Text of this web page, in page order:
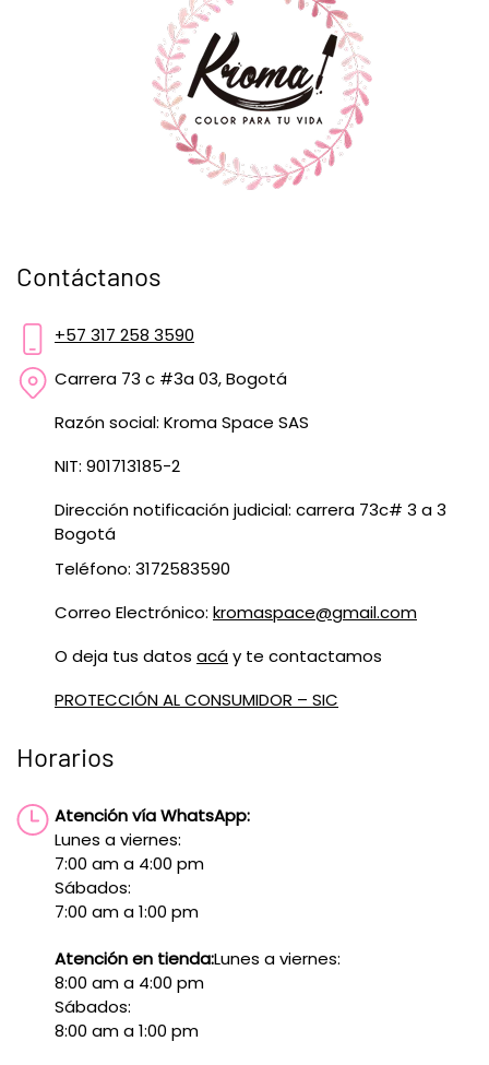
Contáctanos
+57 317 258 3590
Carrera 73 c #3a 03, Bogotá
Razón social: Kroma Space SAS
NIT: 901713185-2
Dirección notificación judicial: carrera 73c# 3 a 3
Bogotá
Teléfono: 3172583590
Correo Electrónico: kromaspace@gmail.com
O deja tus datos acáy te contactamos
PROTECCIÓN AL CONSUMIDOR – SIC
Horarios
Atención vía WhatsApp:
Lunes a viernes:
7:00 am a 4:00 pm
Sábados:
7:00 am a 1:00 pm
Atención en tienda:Lunes a viernes:
8:00 am a 4:00 pm
Sábados:
8:00 am a 1:00 pm